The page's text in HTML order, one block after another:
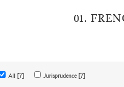
01.
All [7] Jurisprudence [7]